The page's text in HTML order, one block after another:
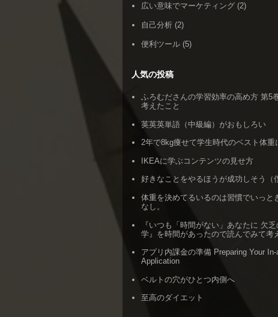
広い意味でマーケティング (2)
自己分析 (2)
便利ツール (5)
人気の投稿
ふろむださんの学習効率の高め方 第5
考えたこと
英英英単語（中級編）がおもしろい
2年で8kg痩せて学生時代のベスト体重
IKEAに学ぶコンテンツの見せ方
好きなことをやるほうが成功しそう（
体重を決めてるいるのは習慣でいっと
なし。
『いつも「時間がない」あなたに 欠
学』を時間があったので読んでみて考
アプリ内課金の準備 Preparing Your
Application
ベルトの穴がひとつ内側へ
至高のダイエット